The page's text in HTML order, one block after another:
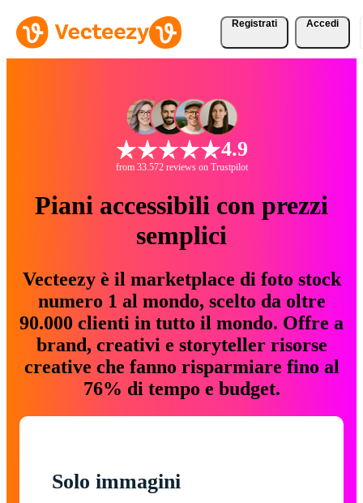
Registrati Accedi
4.9
from 33.572 reviews on Trustpilot
Piani accessibili con prezzi
semplici
Vecteezy è il marketplace di foto stock
numero 1 al mondo, scelto da oltre
90.000 clienti in tutto il mondo. Offre a
brand, creativi e storyteller risorse
creative che fanno risparmiare fino al
76% di tempo e budget.
Solo immagini